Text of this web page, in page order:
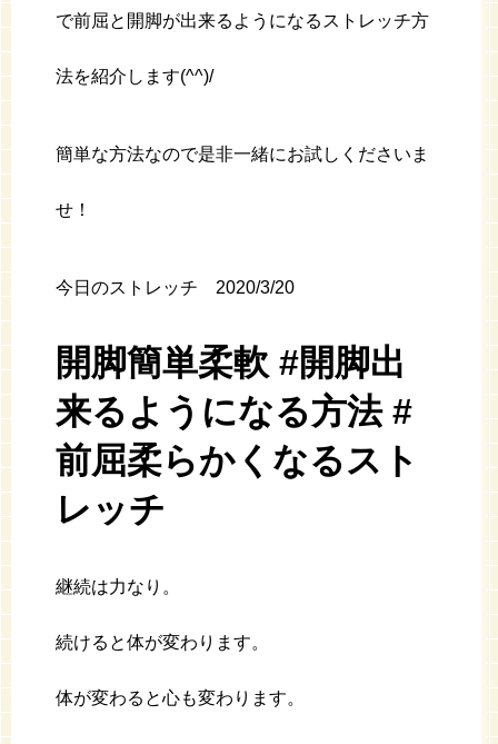
で前屈と開脚が出来るようになるストレッチ方
法を紹介します(^^)/
簡単な方法なので是非一緒にお試しくださいま
せ！
今日のストレッチ 2020/3/20
開脚簡単柔軟 #開脚出
来るようになる方法 #
前屈柔らかくなるスト
レッチ
継続は力なり。
続けると体が変わります。
体が変わると心も変わります。